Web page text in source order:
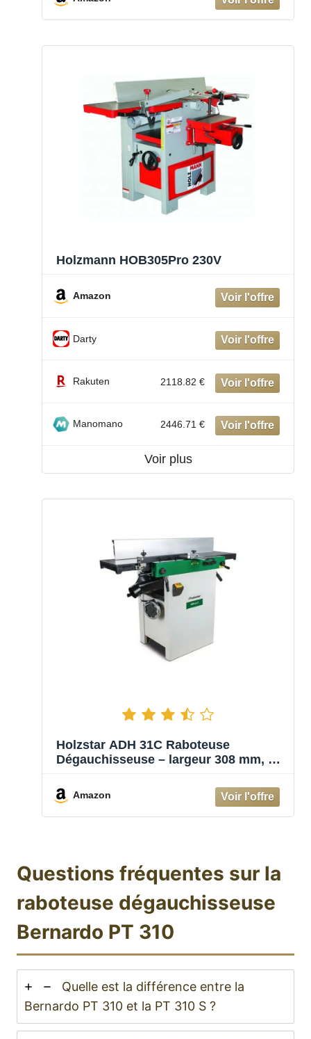
Holzmann HOB305Pro 230V
Amazon
Darty
Rakuten 2118.82 €
Manomano 2446.71 €
Voir plus
Holzstar ADH 31C Raboteuse
Dégauchisseuse – largeur 308 mm, 3
tables en fonte massive pour usage
intensif
Amazon
Questions fréquentes sur la
raboteuse dégauchisseuse
Bernardo PT 310
Quelle est la différence entre la
Bernardo PT 310 et la PT 310 S ?